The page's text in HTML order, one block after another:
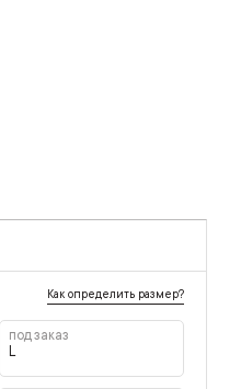
Как определить размер?
под заказ
L